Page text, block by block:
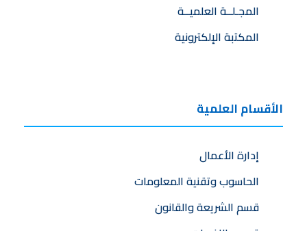
المجـلــة العلميــة
المكتبة الإلكترونية
الأقسام العلمية
إدارة الأعمال
الحاسوب وتقنية المعلومات
قسم الشريعة والقانون